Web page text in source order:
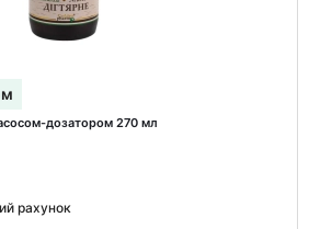
дозатором 270 мл
рахунок